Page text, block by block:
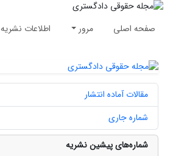
صفحه اصلی مرور اطلاعات نشریه
مقالات آماده انتشار
شماره جاری
شماره‌های پیشین نشریه